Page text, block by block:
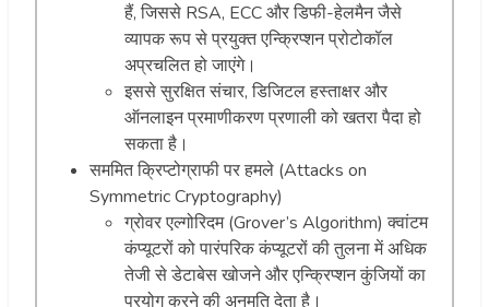
हैं, जिससे RSA, ECC और डिफी-हेलमैन जैसे
व्यापक रूप से प्रयुक्त एन्क्रिप्शन प्रोटोकॉल
अप्रचलित हो जाएंगे।
इससे सुरक्षित संचार, डिजिटल हस्ताक्षर और
ऑनलाइन प्रमाणीकरण प्रणाली को खतरा पैदा हो
सकता है।
सममित क्रिप्टोग्राफी पर हमले (Attacks on
Symmetric Cryptography)
ग्रोवर एल्गोरिदम (Grover’s Algorithm) क्वांटम
कंप्यूटरों को पारंपरिक कंप्यूटरों की तुलना में अधिक
तेजी से डेटाबेस खोजने और एन्क्रिप्शन कुंजियों का
प्रयोग करने की अनुमति देता है।